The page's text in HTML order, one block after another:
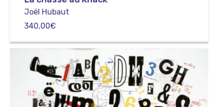
Joël Hubaut
340,00€